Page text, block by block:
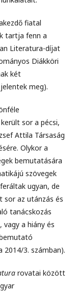
fiatal
tartja fenn a
Literatura-díjat
Diákköri
két
meg).
sor a pécsi,
Attila Társaság
Olykor a
bemutatására
szövegek
ugyan, de
sor az utánzás és
tanácskozás
vagy a hiány és
2014/3. számban).
rovatai között